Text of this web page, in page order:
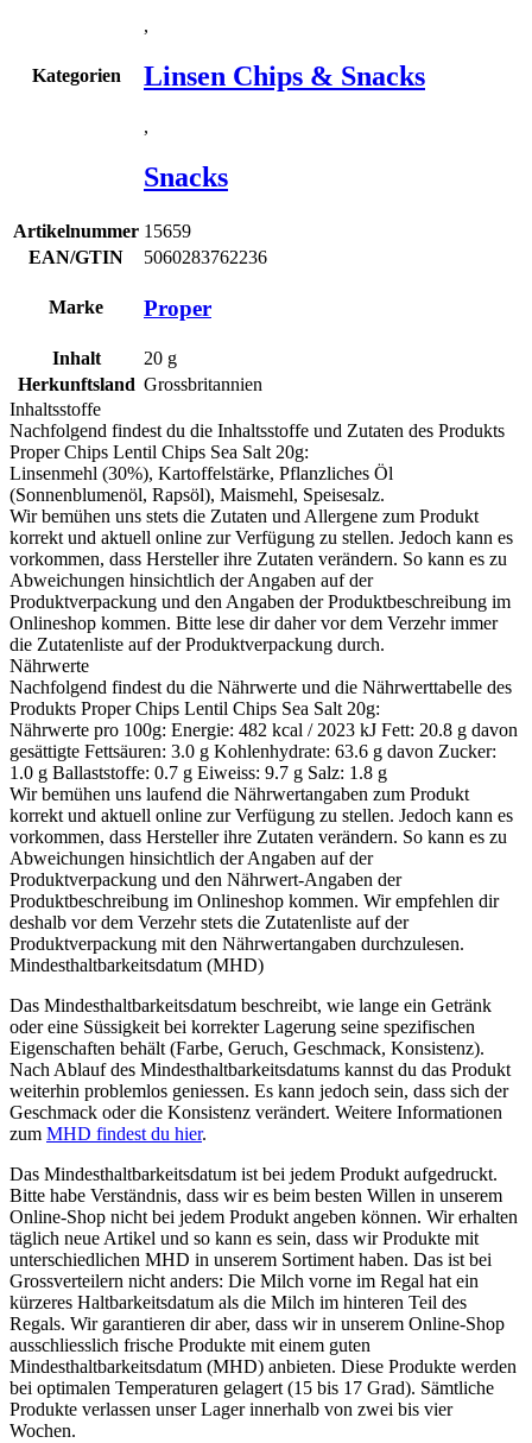
Kategorien
,
Linsen Chips & Snacks
,
Snacks
Artikelnummer 15659
EAN/GTIN
5060283762236
Marke Proper
Inhalt 20 g
Herkunftsland Grossbritannien
Inhaltsstoffe
Nachfolgend findest du die Inhaltsstoffe und Zutaten des Produkts
Proper Chips Lentil Chips Sea Salt 20g:
Linsenmehl (30%), Kartoffelstärke, Pflanzliches Öl
(Sonnenblumenöl, Rapsöl), Maismehl, Speisesalz.
Wir bemühen uns stets die Zutaten und Allergene zum Produkt
korrekt und aktuell online zur Verfügung zu stellen. Jedoch kann es
vorkommen, dass Hersteller ihre Zutaten verändern. So kann es zu
Abweichungen hinsichtlich der Angaben auf der
Produktverpackung und den Angaben der Produktbeschreibung im
Onlineshop kommen. Bitte lese dir daher vor dem Verzehr immer
die Zutatenliste auf der Produktverpackung durch.
Nährwerte
Nachfolgend findest du die Nährwerte und die Nährwerttabelle des
Produkts Proper Chips Lentil Chips Sea Salt 20g:
Nährwerte pro 100g: Energie: 482 kcal / 2023 kJ Fett: 20.8 g davon
gesättigte Fettsäuren: 3.0 g Kohlenhydrate: 63.6 g davon Zucker:
1.0 g Ballaststoffe: 0.7 g Eiweiss: 9.7 g Salz: 1.8 g
Wir bemühen uns laufend die Nährwertangaben zum Produkt
korrekt und aktuell online zur Verfügung zu stellen. Jedoch kann es
vorkommen, dass Hersteller ihre Zutaten verändern. So kann es zu
Abweichungen hinsichtlich der Angaben auf der
Produktverpackung und den Nährwert-Angaben der
Produktbeschreibung im Onlineshop kommen. Wir empfehlen dir
deshalb vor dem Verzehr stets die Zutatenliste auf der
Produktverpackung mit den Nährwertangaben durchzulesen.
Mindesthaltbarkeitsdatum (MHD)
Das Mindesthaltbarkeitsdatum beschreibt, wie lange ein Getränk
oder eine Süssigkeit bei korrekter Lagerung seine spezifischen
Eigenschaften behält (Farbe, Geruch, Geschmack, Konsistenz).
Nach Ablauf des Mindesthaltbarkeitsdatums kannst du das Produkt
weiterhin problemlos geniessen. Es kann jedoch sein, dass sich der
Geschmack oder die Konsistenz verändert. Weitere Informationen
zum MHD findest du hier.
Das Mindesthaltbarkeitsdatum ist bei jedem Produkt aufgedruckt.
Bitte habe Verständnis, dass wir es beim besten Willen in unserem
Online-Shop nicht bei jedem Produkt angeben können. Wir erhalten
täglich neue Artikel und so kann es sein, dass wir Produkte mit
unterschiedlichen MHD in unserem Sortiment haben. Das ist bei
Grossverteilern nicht anders: Die Milch vorne im Regal hat ein
kürzeres Haltbarkeitsdatum als die Milch im hinteren Teil des
Regals. Wir garantieren dir aber, dass wir in unserem Online-Shop
ausschliesslich frische Produkte mit einem guten
Mindesthaltbarkeitsdatum (MHD) anbieten. Diese Produkte werden
bei optimalen Temperaturen gelagert (15 bis 17 Grad). Sämtliche
Produkte verlassen unser Lager innerhalb von zwei bis vier
Wochen.